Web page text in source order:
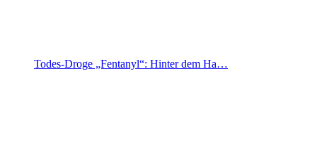
Todes-Droge „Fentanyl“: Hinter dem Ha…